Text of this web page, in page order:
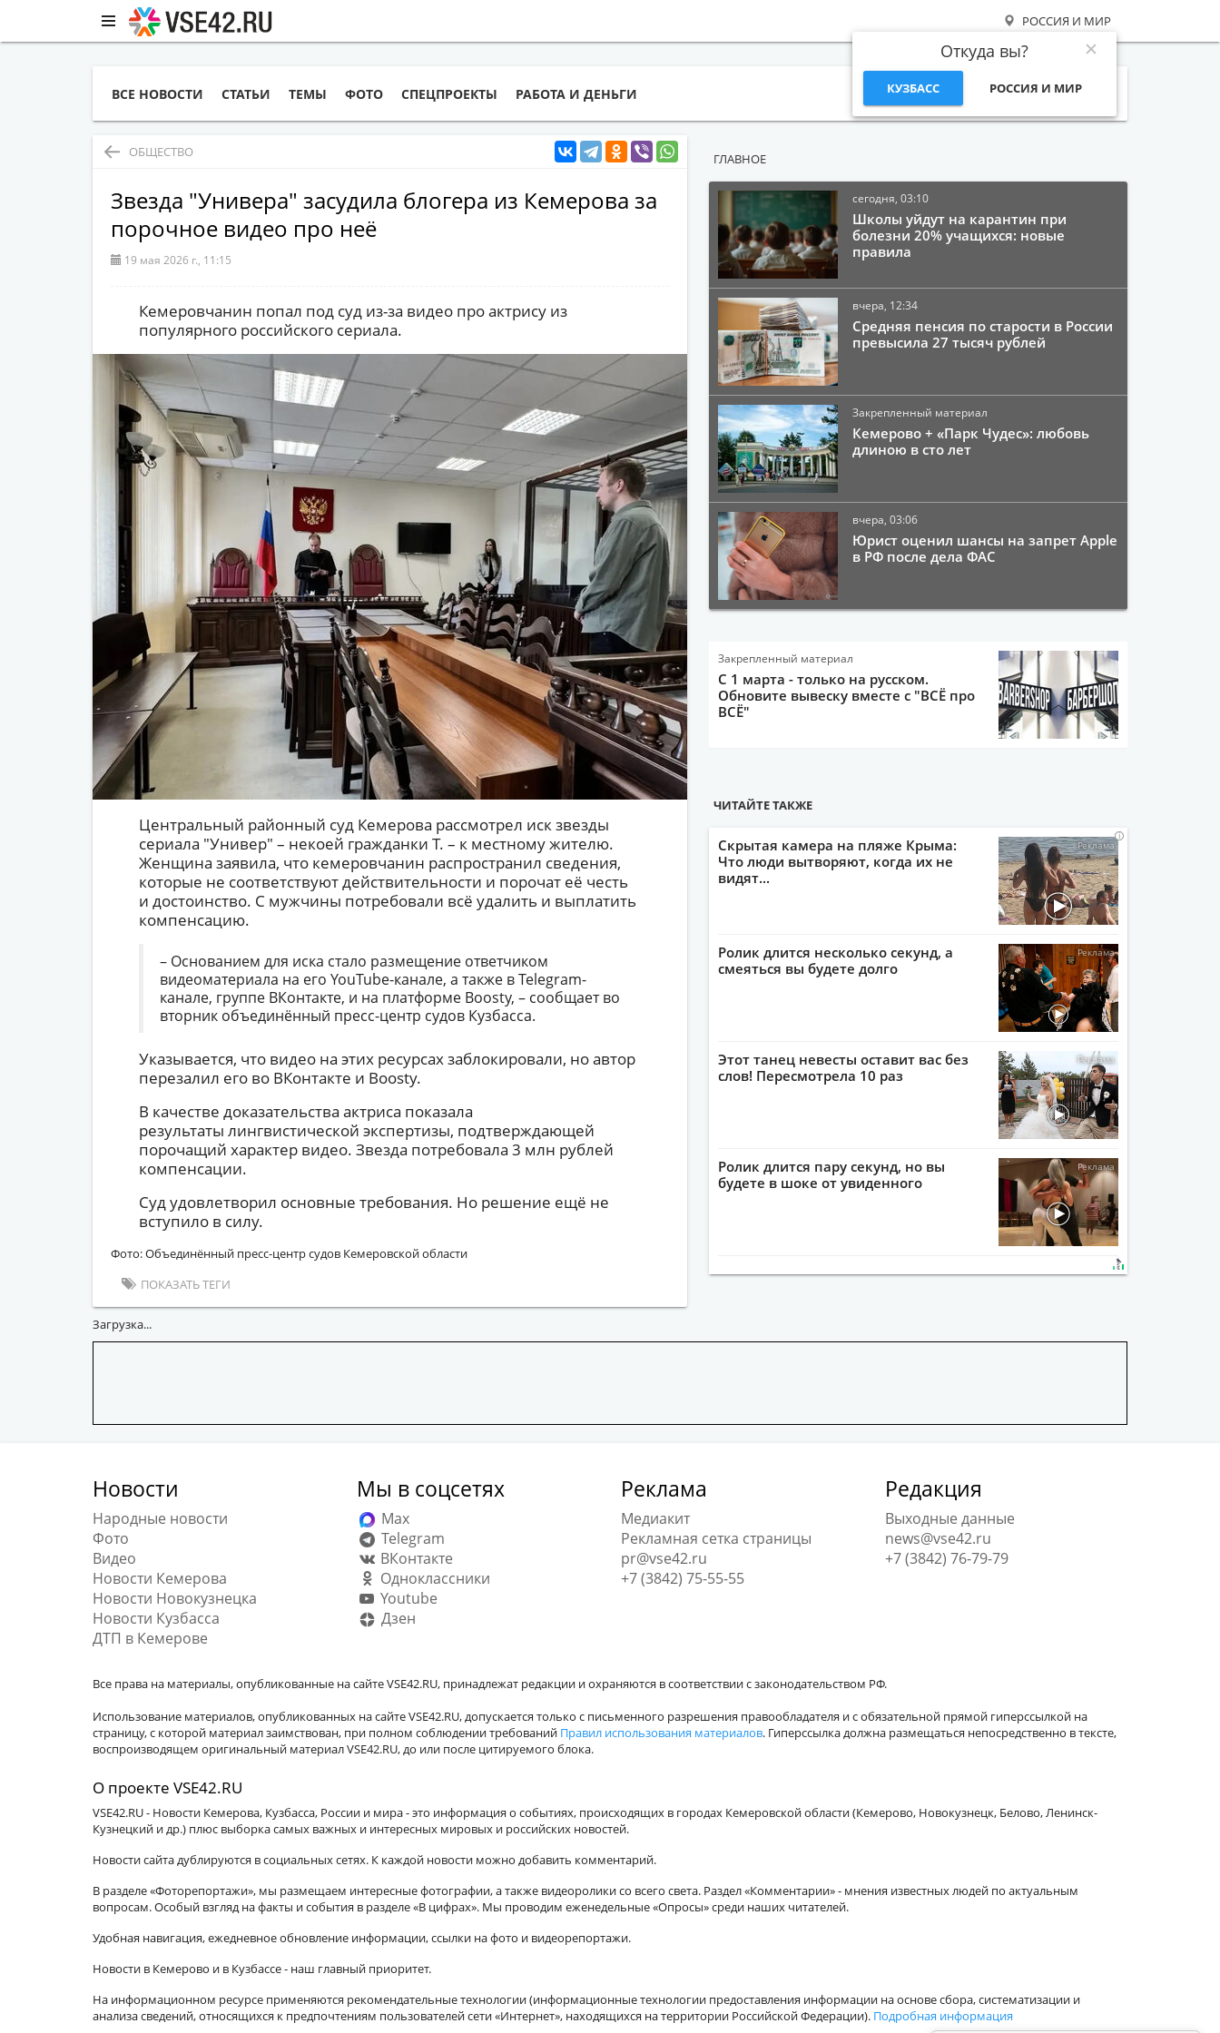
РОССИЯ И МИР
Откуда вы?
КУЗБАСС РОССИЯ И МИР
ВСЕ НОВОСТИ СТАТЬИ ТЕМЫ ФОТО СПЕЦПРОЕКТЫ РАБОТА И ДЕНЬГИ Поиск
ОБЩЕСТВО
Звезда "Универа" засудила блогера из Кемерова за
порочное видео про неё
19 мая 2026 г., 11:15
Кемеровчанин попал под суд из-за видео про актрису из
популярного российского сериала.
Центральный районный суд Кемерова рассмотрел иск звезды
сериала "Универ" – некоей гражданки Т. – к местному жителю.
Женщина заявила, что кемеровчанин распространил сведения,
которые не соответствуют действительности и порочат её честь
и достоинство. С мужчины потребовали всё удалить и выплатить
компенсацию.
– Основанием для иска стало размещение ответчиком
видеоматериала на его YouTube-канале, а также в Telegram-
канале, группе ВКонтакте, и на платформе Boosty, – сообщает во
вторник объединённый пресс-центр судов Кузбасса.
Указывается, что видео на этих ресурсах заблокировали, но автор
перезалил его во ВКонтакте и Boosty.
В качестве доказательства актриса показала
результаты лингвистической экспертизы, подтверждающей
порочащий характер видео. Звезда потребовала 3 млн рублей
компенсации.
Суд удовлетворил основные требования. Но решение ещё не
вступило в силу.
Фото: Объединённый пресс-центр судов Кемеровской области
ПОКАЗАТЬ ТЕГИ
Загрузка...
ГЛАВНОЕ
сегодня, 03:10
Школы уйдут на карантин при
болезни 20% учащихся: новые
правила
вчера, 12:34
Средняя пенсия по старости в России
превысила 27 тысяч рублей
Закрепленный материал
Кемерово + «Парк Чудес»: любовь
длиною в сто лет
вчера, 03:06
Юрист оценил шансы на запрет Apple
в РФ после дела ФАС
Закрепленный материал
С 1 марта - только на русском.
Обновите вывеску вместе с "ВСЁ про
ВСЁ"
ЧИТАЙТЕ ТАКЖЕ
i
Скрытая камера на пляже Крыма:
Что люди вытворяют, когда их не
видят...
i
Ролик длится несколько секунд, а
смеяться вы будете долго
i
Этот танец невесты оставит вас без
слов! Пересмотрела 10 раз
i
Ролик длится пару секунд, но вы
будете в шоке от увиденного
Новости
Народные новости
Фото
Видео
Новости Кемерова
Новости Новокузнецка
Новости Кузбасса
ДТП в Кемерове
Мы в соцсетях
Max
Telegram
ВКонтакте
Одноклассники
Youtube
Дзен
Реклама
Медиакит
Рекламная сетка страницы
pr@vse42.ru
+7 (3842) 75-55-55
Редакция
Выходные данные
news@vse42.ru
+7 (3842) 76-79-79
Все права на материалы, опубликованные на сайте VSE42.RU, принадлежат редакции и охраняются в соответствии с законодательством РФ.
Использование материалов, опубликованных на сайте VSE42.RU, допускается только с письменного разрешения правообладателя и с обязательной прямой гиперссылкой на
страницу, с которой материал заимствован, при полном соблюдении требований Правил использования материалов. Гиперссылка должна размещаться непосредственно в тексте,
воспроизводящем оригинальный материал VSE42.RU, до или после цитируемого блока.
О проекте VSE42.RU
VSE42.RU - Новости Кемерова, Кузбасса, России и мира - это информация о событиях, происходящих в городах Кемеровской области (Кемерово, Новокузнецк, Белово, Ленинск-
Кузнецкий и др.) плюс выборка самых важных и интересных мировых и российских новостей.
Новости сайта дублируются в социальных сетях. К каждой новости можно добавить комментарий.
В разделе «Фоторепортажи», мы размещаем интересные фотографии, а также видеоролики со всего света. Раздел «Комментарии» - мнения известных людей по актуальным
вопросам. Особый взгляд на факты и события в разделе «В цифрах». Мы проводим еженедельные «Опросы» среди наших читателей.
Удобная навигация, ежедневное обновление информации, ссылки на фото и видеорепортажи.
Новости в Кемерово и в Кузбассе - наш главный приоритет.
На информационном ресурсе применяются рекомендательные технологии (информационные технологии предоставления информации на основе сбора, систематизации и
анализа сведений, относящихся к предпочтениям пользователей сети «Интернет», находящихся на территории Российской Федерации). Подробная информация